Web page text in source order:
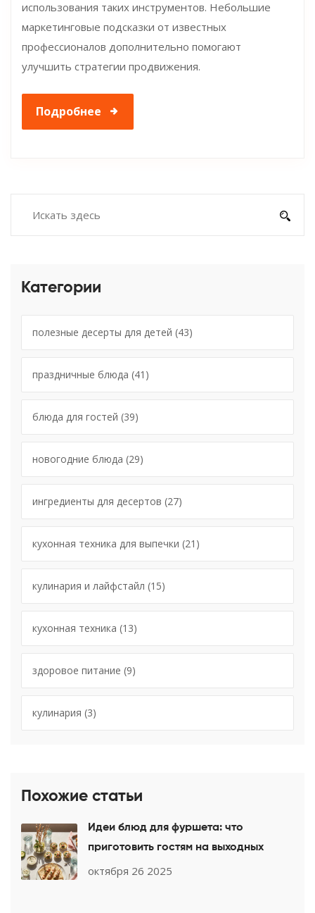
использования таких инструментов. Небольшие
маркетинговые подсказки от известных
профессионалов дополнительно помогают
улучшить стратегии продвижения.
Подробнее
Категории
полезные десерты для детей (43)
праздничные блюда (41)
блюда для гостей (39)
новогодние блюда (29)
ингредиенты для десертов (27)
кухонная техника для выпечки (21)
кулинария и лайфстайл (15)
кухонная техника (13)
здоровое питание (9)
кулинария (3)
Похожие статьи
Идеи блюд для фуршета: что
приготовить гостям на выходных
октября 26 2025